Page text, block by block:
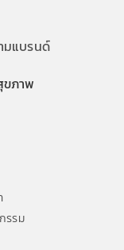
มแบรนด์
ขภาพ
รรม